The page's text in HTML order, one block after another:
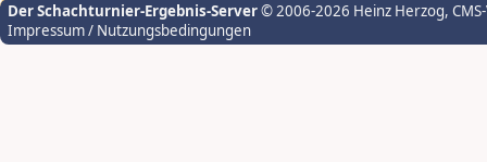
Der Schachturnier-Ergebnis-Server© 2006-2026 Heinz Herzog,
Impressum / Nutzungsbedingungen